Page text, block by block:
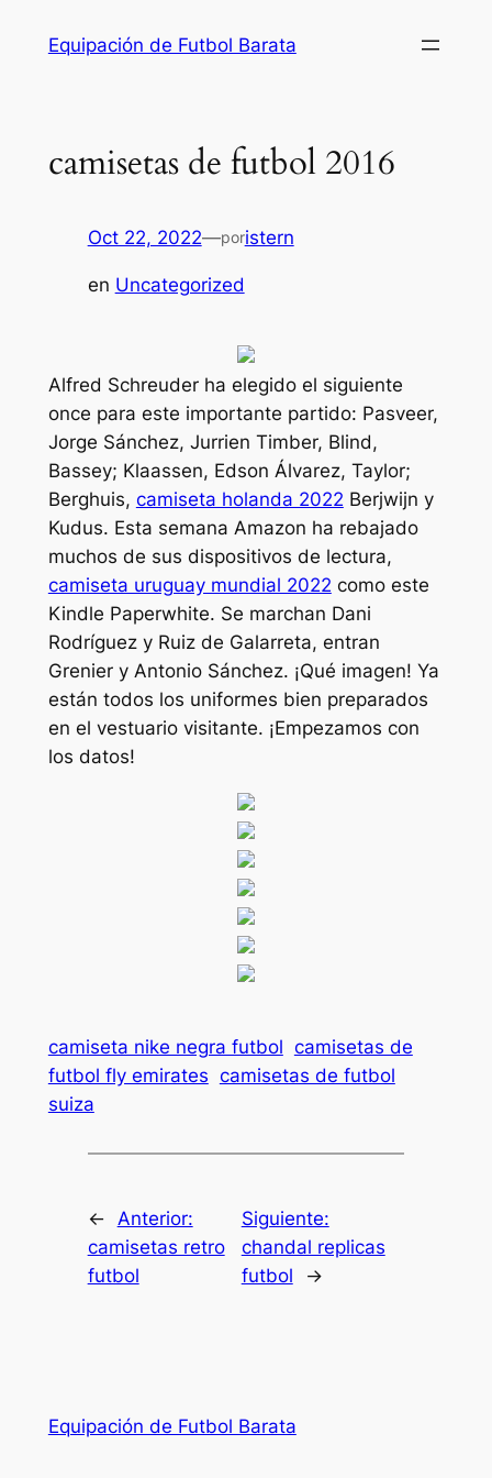
Equipación de Futbol Barata
camisetas de futbol 2016
Oct 22, 2022—poristern
en Uncategorized
Alfred Schreuder ha elegido el siguiente
once para este importante partido: Pasveer,
Jorge Sánchez, Jurrien Timber, Blind,
Bassey; Klaassen, Edson Álvarez, Taylor;
Berghuis, camiseta holanda 2022 Berjwijn y
Kudus. Esta semana Amazon ha rebajado
muchos de sus dispositivos de lectura,
camiseta uruguay mundial 2022 como este
Kindle Paperwhite. Se marchan Dani
Rodríguez y Ruiz de Galarreta, entran
Grenier y Antonio Sánchez. ¡Qué imagen! Ya
están todos los uniformes bien preparados
en el vestuario visitante. ¡Empezamos con
los datos!
camiseta nike negra futbol camisetas de
futbol fly emirates camisetas de futbol
suiza
←
Anterior:
camisetas retro
futbol
Siguiente:
chandal replicas
futbol
→
Equipación de Futbol Barata